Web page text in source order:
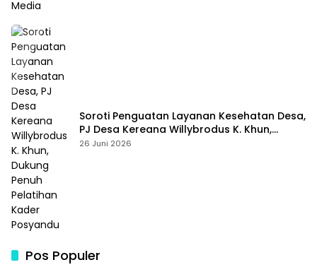
Soroti Penguatan Layanan Kesehatan Desa,
PJ Desa Kereana Willybrodus K. Khun,
Dukung Penuh Pelatihan Kader Posyandu
26 Juni 2026
Pos Populer